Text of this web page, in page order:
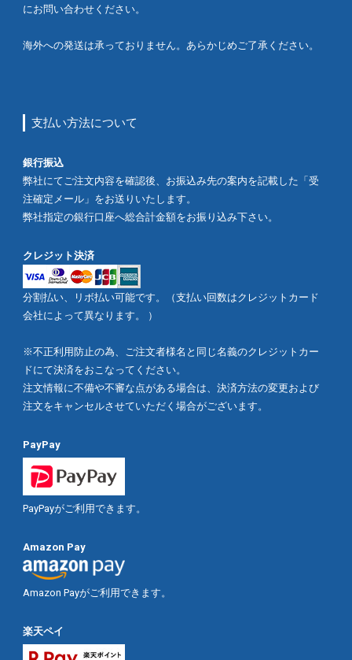
にお問い合わせください。
海外への発送は承っておりません。あらかじめご了承ください。
支払い方法について
銀行振込
弊社にてご注文内容を確認後、お振込み先の案内を記載した「受
注確定メール」をお送りいたします。
弊社指定の銀行口座へ総合計金額をお振り込み下さい。
クレジット決済
分割払い、リボ払い可能です。（支払い回数はクレジットカード
会社によって異なります。 ）
※不正利用防止の為、ご注文者様名と同じ名義のクレジットカー
ドにて決済をおこなってください。
注文情報に不備や不審な点がある場合は、決済方法の変更および
注文をキャンセルさせていただく場合がございます。
PayPay
PayPayがご利用できます。
Amazon Pay
Amazon Payがご利用できます。
楽天ペイ